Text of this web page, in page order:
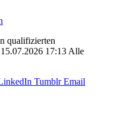
qualifizierten
17:13 Alle
Tumblr Email